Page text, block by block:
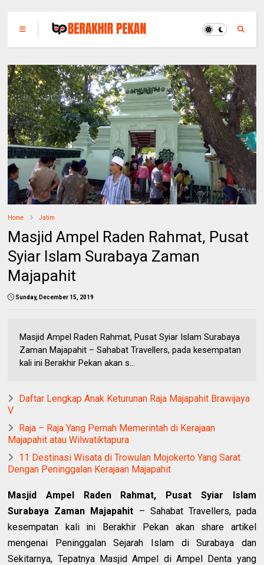
Home Jatim
Masjid Ampel Raden Rahmat, Pusat
Syiar Islam Surabaya Zaman
Majapahit
Sunday, December 15, 2019
Masjid Ampel Raden Rahmat, Pusat Syiar Islam Surabaya
Zaman Majapahit – Sahabat Travellers, pada kesempatan
kali ini Berakhir Pekan akan s...
Daftar Lengkap Anak Keturunan Raja Majapahit Brawijaya
V
Raja – Raja Yang Pernah Memerintah di Kerajaan
Majapahit atau Wilwatiktapura
11 Destinasi Wisata di Trowulan Mojokerto Yang Sarat
Dengan Peninggalan Kerajaan Majapahit
Masjid Ampel Raden Rahmat, Pusat Syiar Islam
Surabaya Zaman Majapahit – Sahabat Travellers, pada
kesempatan kali ini Berakhir Pekan akan share artikel
mengenai Peninggalan Sejarah Islam di Surabaya dan
Sekitarnya, Tepatnya Masjid Ampel di Ampel Denta yang